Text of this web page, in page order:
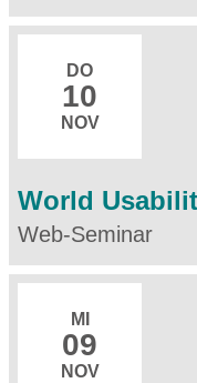
DO
10
NOV
World
Web-Seminar
MI
09
NOV